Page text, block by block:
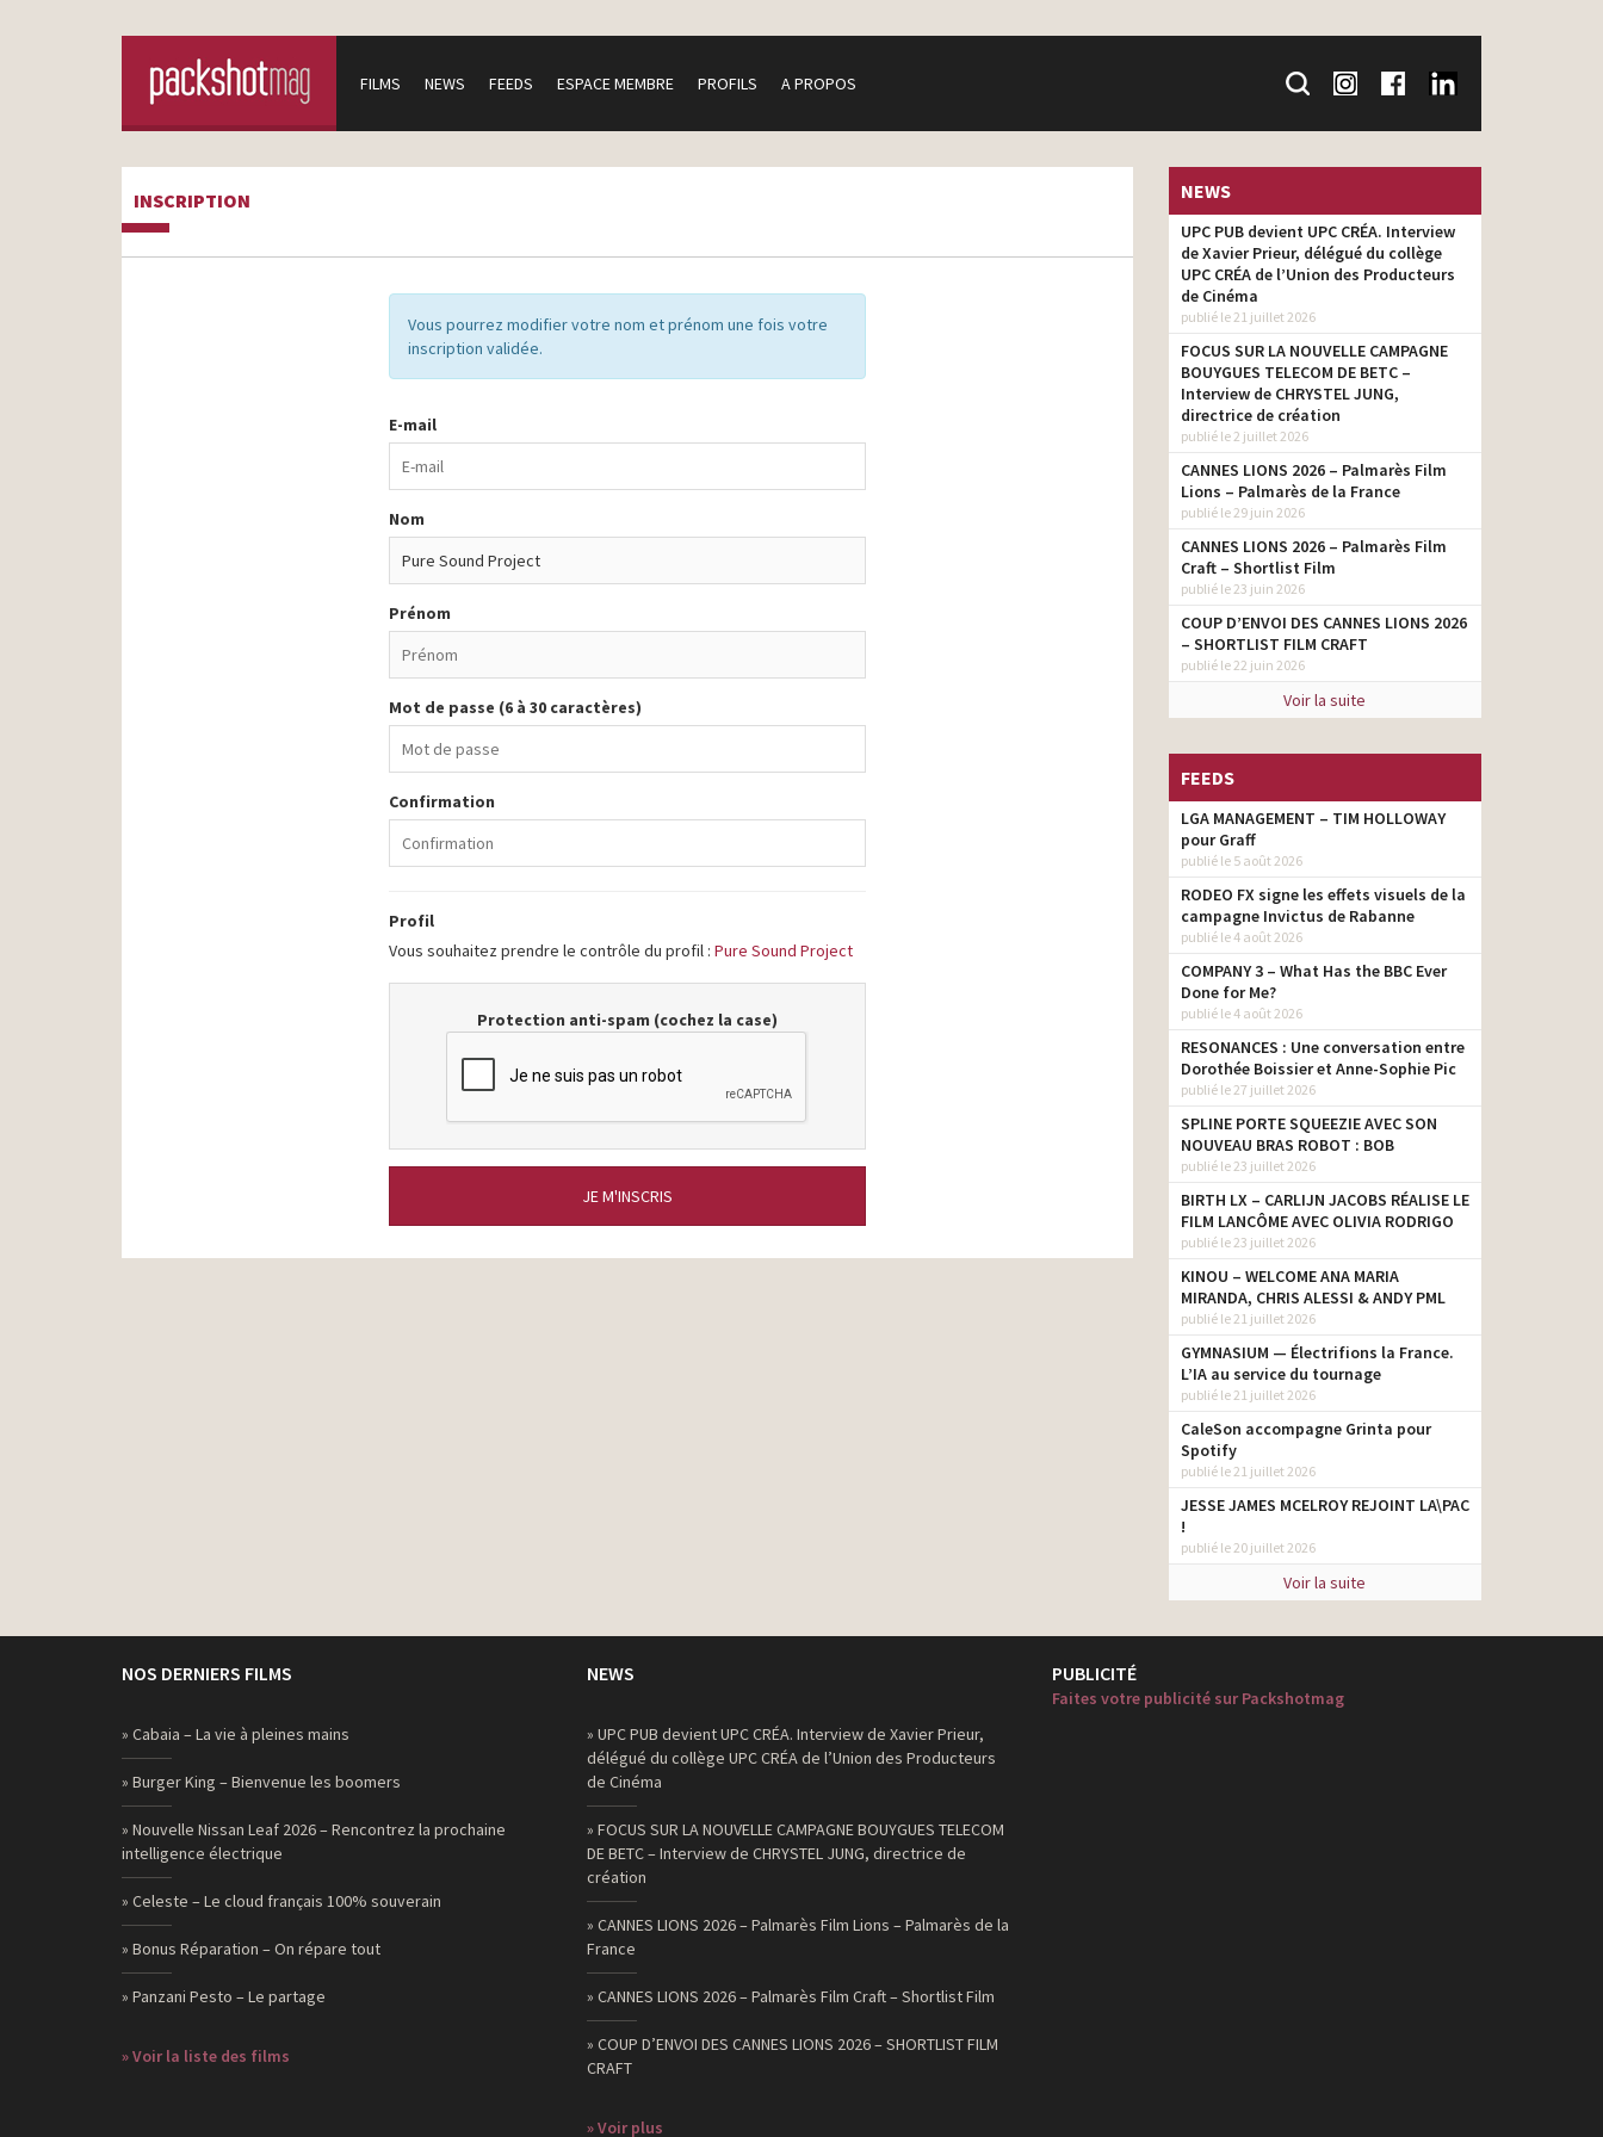
FILMS NEWS FEEDS ESPACE MEMBRE PROFILS A PROPOS
INSCRIPTION
Vous pourrez modifier votre nom et prénom une fois votre
inscription validée.
E-mail
Nom
Prénom
Mot de passe (6 à 30 caractères)
Confirmation
Profil
Vous souhaitez prendre le contrôle du profil : Pure Sound Project
Protection anti-spam (cochez la case)
JE M'INSCRIS
NEWS
UPC PUB devient UPC CRÉA. Interview
de Xavier Prieur, délégué du collège
UPC CRÉA de l’Union des Producteurs
de Cinéma
publié le 21 juillet 2026
FOCUS SUR LA NOUVELLE CAMPAGNE
BOUYGUES TELECOM DE BETC –
Interview de CHRYSTEL JUNG,
directrice de création
publié le 2 juillet 2026
CANNES LIONS 2026 – Palmarès Film
Lions – Palmarès de la France
publié le 29 juin 2026
CANNES LIONS 2026 – Palmarès Film
Craft – Shortlist Film
publié le 23 juin 2026
COUP D’ENVOI DES CANNES LIONS 2026
– SHORTLIST FILM CRAFT
publié le 22 juin 2026
Voir la suite
FEEDS
LGA MANAGEMENT – TIM HOLLOWAY
pour Graff
publié le 5 août 2026
RODEO FX signe les effets visuels de la
campagne Invictus de Rabanne
publié le 4 août 2026
COMPANY 3 – What Has the BBC Ever
Done for Me?
publié le 4 août 2026
RESONANCES : Une conversation entre
Dorothée Boissier et Anne-Sophie Pic
publié le 27 juillet 2026
SPLINE PORTE SQUEEZIE AVEC SON
NOUVEAU BRAS ROBOT : BOB
publié le 23 juillet 2026
BIRTH LX – CARLIJN JACOBS RÉALISE LE
FILM LANCÔME AVEC OLIVIA RODRIGO
publié le 23 juillet 2026
KINOU – WELCOME ANA MARIA
MIRANDA, CHRIS ALESSI & ANDY PML
publié le 21 juillet 2026
GYMNASIUM — Électrifions la France.
L’IA au service du tournage
publié le 21 juillet 2026
CaleSon accompagne Grinta pour
Spotify
publié le 21 juillet 2026
JESSE JAMES MCELROY REJOINT LA\PAC
!
publié le 20 juillet 2026
Voir la suite
NOS DERNIERS FILMS
» Cabaia – La vie à pleines mains
» Burger King – Bienvenue les boomers
» Nouvelle Nissan Leaf 2026 – Rencontrez la prochaine
intelligence électrique
» Celeste – Le cloud français 100% souverain
» Bonus Réparation – On répare tout
» Panzani Pesto – Le partage
» Voir la liste des films
NEWS
» UPC PUB devient UPC CRÉA. Interview de Xavier Prieur,
délégué du collège UPC CRÉA de l’Union des Producteurs
de Cinéma
» FOCUS SUR LA NOUVELLE CAMPAGNE BOUYGUES TELECOM
DE BETC – Interview de CHRYSTEL JUNG, directrice de
création
» CANNES LIONS 2026 – Palmarès Film Lions – Palmarès de la
France
» CANNES LIONS 2026 – Palmarès Film Craft – Shortlist Film
» COUP D’ENVOI DES CANNES LIONS 2026 – SHORTLIST FILM
CRAFT
» Voir plus
PUBLICITÉ
Faites votre publicité sur Packshotmag